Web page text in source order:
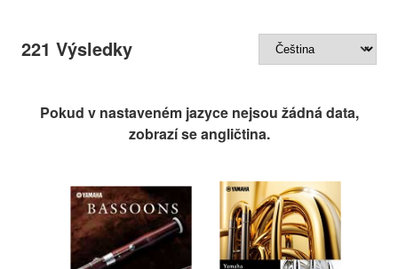
221 Výsledky
Pokud v nastaveném jazyce nejsou žádná data,
zobrazí se angličtina.